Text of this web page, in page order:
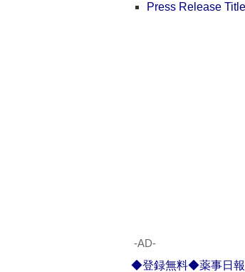
Press Release
‐AD‐
◆登録無料◆薬事日報